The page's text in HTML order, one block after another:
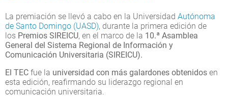
La premiación se llevó a cabo en la Universidad Autónoma
de Santo Domingo (UASD), durante la primera edición de
los Premios SIREICU, en el marco de la 10.ª Asamblea
General del Sistema Regional de Información y
Comunicación Universitaria (SIREICU).
El TEC fue la universidad con más galardones obtenidos en
esta edición, reafirmando su liderazgo regional en
comunicación universitaria.